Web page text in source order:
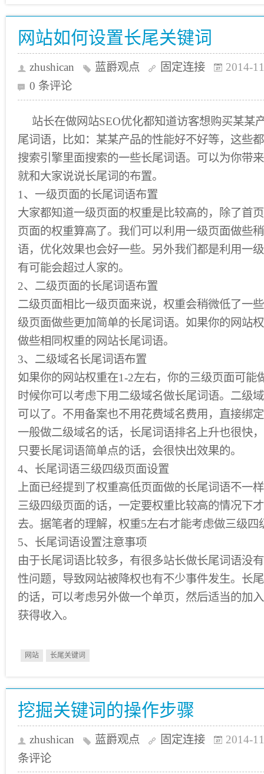
网站如何设置长尾关键词
zhushican 蓝爵观点 固定连接
2014-
0 条评论
站长在做网站SEO优化都知道访客想购买某某
尾词语，比如：某某产品的性能好不好等，这些
搜索引擎里面搜索的一些长尾词语。可以为你带
就和大家说说长尾词的布置。
1、一级页面的长尾词语布置
大家都知道一级页面的权重是比较高的，除了首
页面的权重算高了。我们可以利用一级页面做些
语，优化效果也会好一些。另外我们都是利用一
有可能会超过人家的。
2、二级页面的长尾词语布置
二级页面相比一级页面来说，权重会稍微低了一
级页面做些更加简单的长尾词语。如果你的网站
做些相同权重的网站长尾词语。
3、二级域名长尾词语布置
如果你的网站权重在1-2左右，你的三级页面可能
时候你可以考虑下用二级域名做长尾词语。二级
可以了。不用备案也不用花费域名费用，直接绑
一般做二级域名的话，长尾词语排名上升也很快
只要长尾词语简单点的话，会很快出效果的。
4、长尾词语三级四级页面设置
上面已经提到了权重高低页面做的长尾词语不一
三级四级页面的话，一定要权重比较高的情况下
去。据笔者的理解，权重5左右才能考虑做三级四
5、长尾词语设置注意事项
由于长尾词语比较多，有很多站长做长尾词语没
性问题，导致网站被降权也有不少事件发生。长
的话，可以考虑另外做一个单页，然后适当的加
获得收入。
网站 长尾关键词
挖掘关键词的操作步骤
zhushican 蓝爵观点 固定连接
2014-
条评论